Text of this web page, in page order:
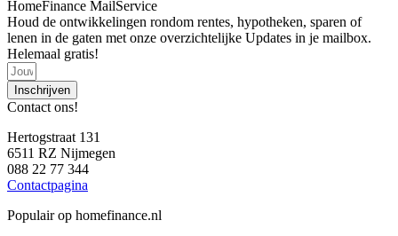
HomeFinance MailService
Houd de ontwikkelingen rondom rentes, hypotheken, sparen of
lenen in de gaten met onze overzichtelijke Updates in je mailbox.
Helemaal gratis!
Inschrijven
Contact ons!
Hertogstraat 131
6511 RZ Nijmegen
088 22 77 344
Contactpagina
Populair op homefinance.nl